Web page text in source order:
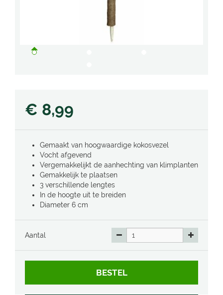
€ 8,99
Gemaakt van hoogwaardige kokosvezel
Vocht afgevend
Vergemakkelijkt de aanhechting van klimplanten
Gemakkelijk te plaatsen
3 verschillende lengtes
In de hoogte uit te breiden
Diameter 6 cm
Aantal